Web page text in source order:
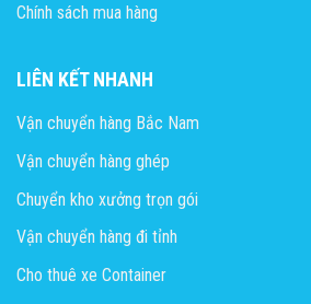
Chính sách mua hàng
LIÊN KẾT NHANH
Vận chuyển hàng Bắc Nam
Vận chuyển hàng ghép
Chuyển kho xưởng trọn gói
Vận chuyển hàng đi tỉnh
Cho thuê xe Container